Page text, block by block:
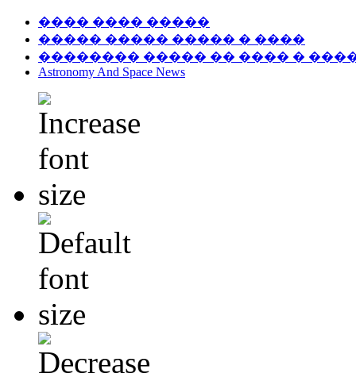
���� ���� �����
����� ����� ����� � ����
�������� ����� �� ���� �
Astronomy And Space News